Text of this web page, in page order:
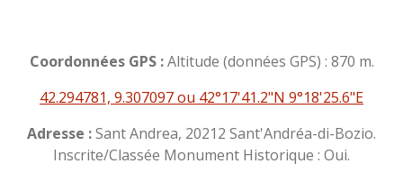
Coordonnées GPS :Altitude (données GPS) : 870 m.
42.294781, 9.307097 ou 42°17'41.2"N 9°18'25.6"E
Adresse :Sant Andrea, 20212 Sant'Andréa-di-Bozio.
Inscrite/Classée Monument Historique : Oui.